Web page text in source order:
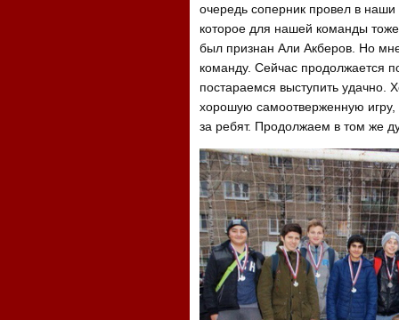
очередь соперник провел в
которое для нашей команды
был признан Али Акберов. Но
команду. Сейчас продолжается
постараемся выступить удачно.
хорошую самоотверженную игру,
за ребят. Продолжаем в том же